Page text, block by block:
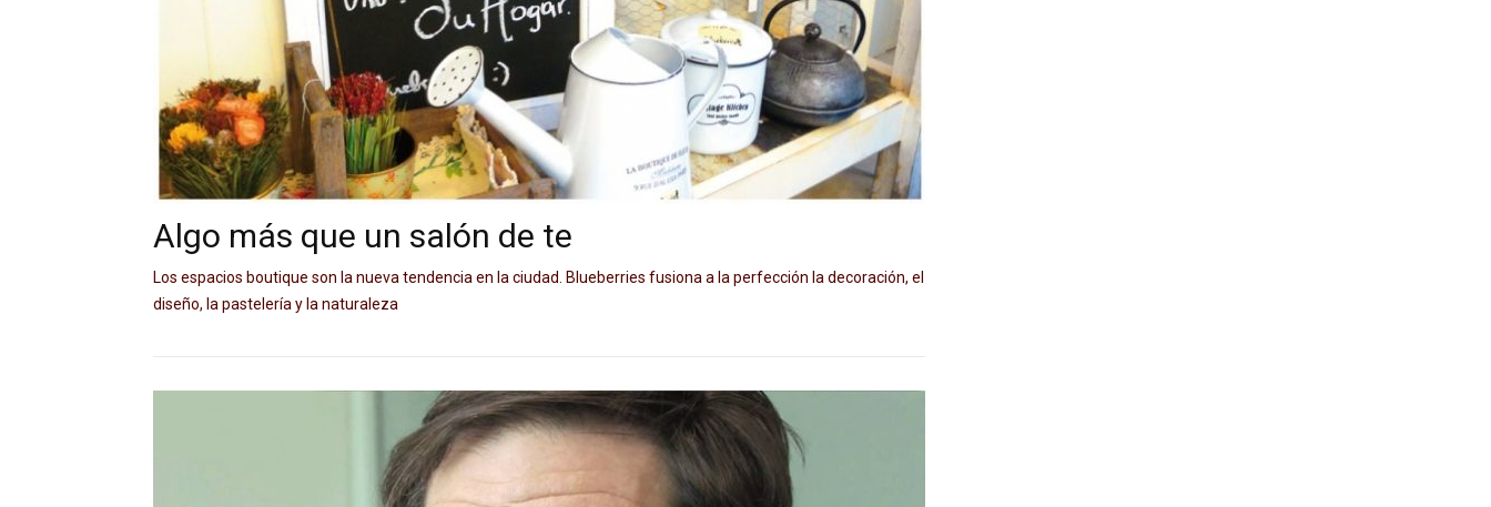
Algo más que un salón de te
Los espacios boutique son la nueva tendencia en la ciudad. Blueberries fusiona a la perfección la decoración, el
diseño, la pastelería y la naturaleza